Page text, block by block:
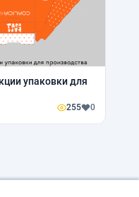
упаковки для
255 0